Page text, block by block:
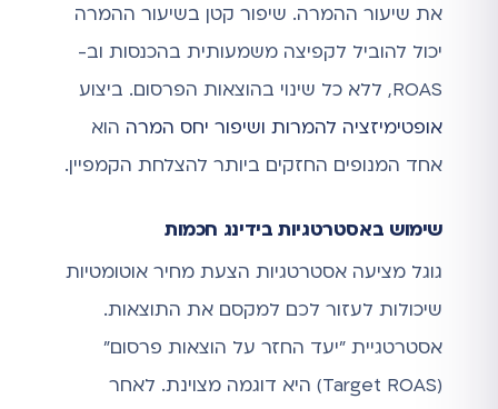
את שיעור ההמרה. שיפור קטן בשיעור ההמרה
יכול להוביל לקפיצה משמעותית בהכנסות וב-
ROAS, ללא כל שינוי בהוצאות הפרסום. ביצוע
אופטימיזציה להמרות ושיפור יחס המרה הוא
אחד המנופים החזקים ביותר להצלחת הקמפיין.
שימוש באסטרטגיות בידינג חכמות
גוגל מציעה אסטרטגיות הצעת מחיר אוטומטיות
שיכולות לעזור לכם למקסם את התוצאות.
אסטרטגיית "יעד החזר על הוצאות פרסום"
(Target ROAS) היא דוגמה מצוינת. לאחר